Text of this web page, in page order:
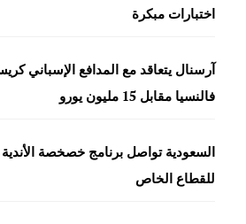
اختبارات مبكرة
آرسنال يتعاقد مع المدافع الإسباني
فالنسيا مقابل 15 مليون يورو
السعودية تواصل برنامج خصخصة الأندية
للقطاع الخاص